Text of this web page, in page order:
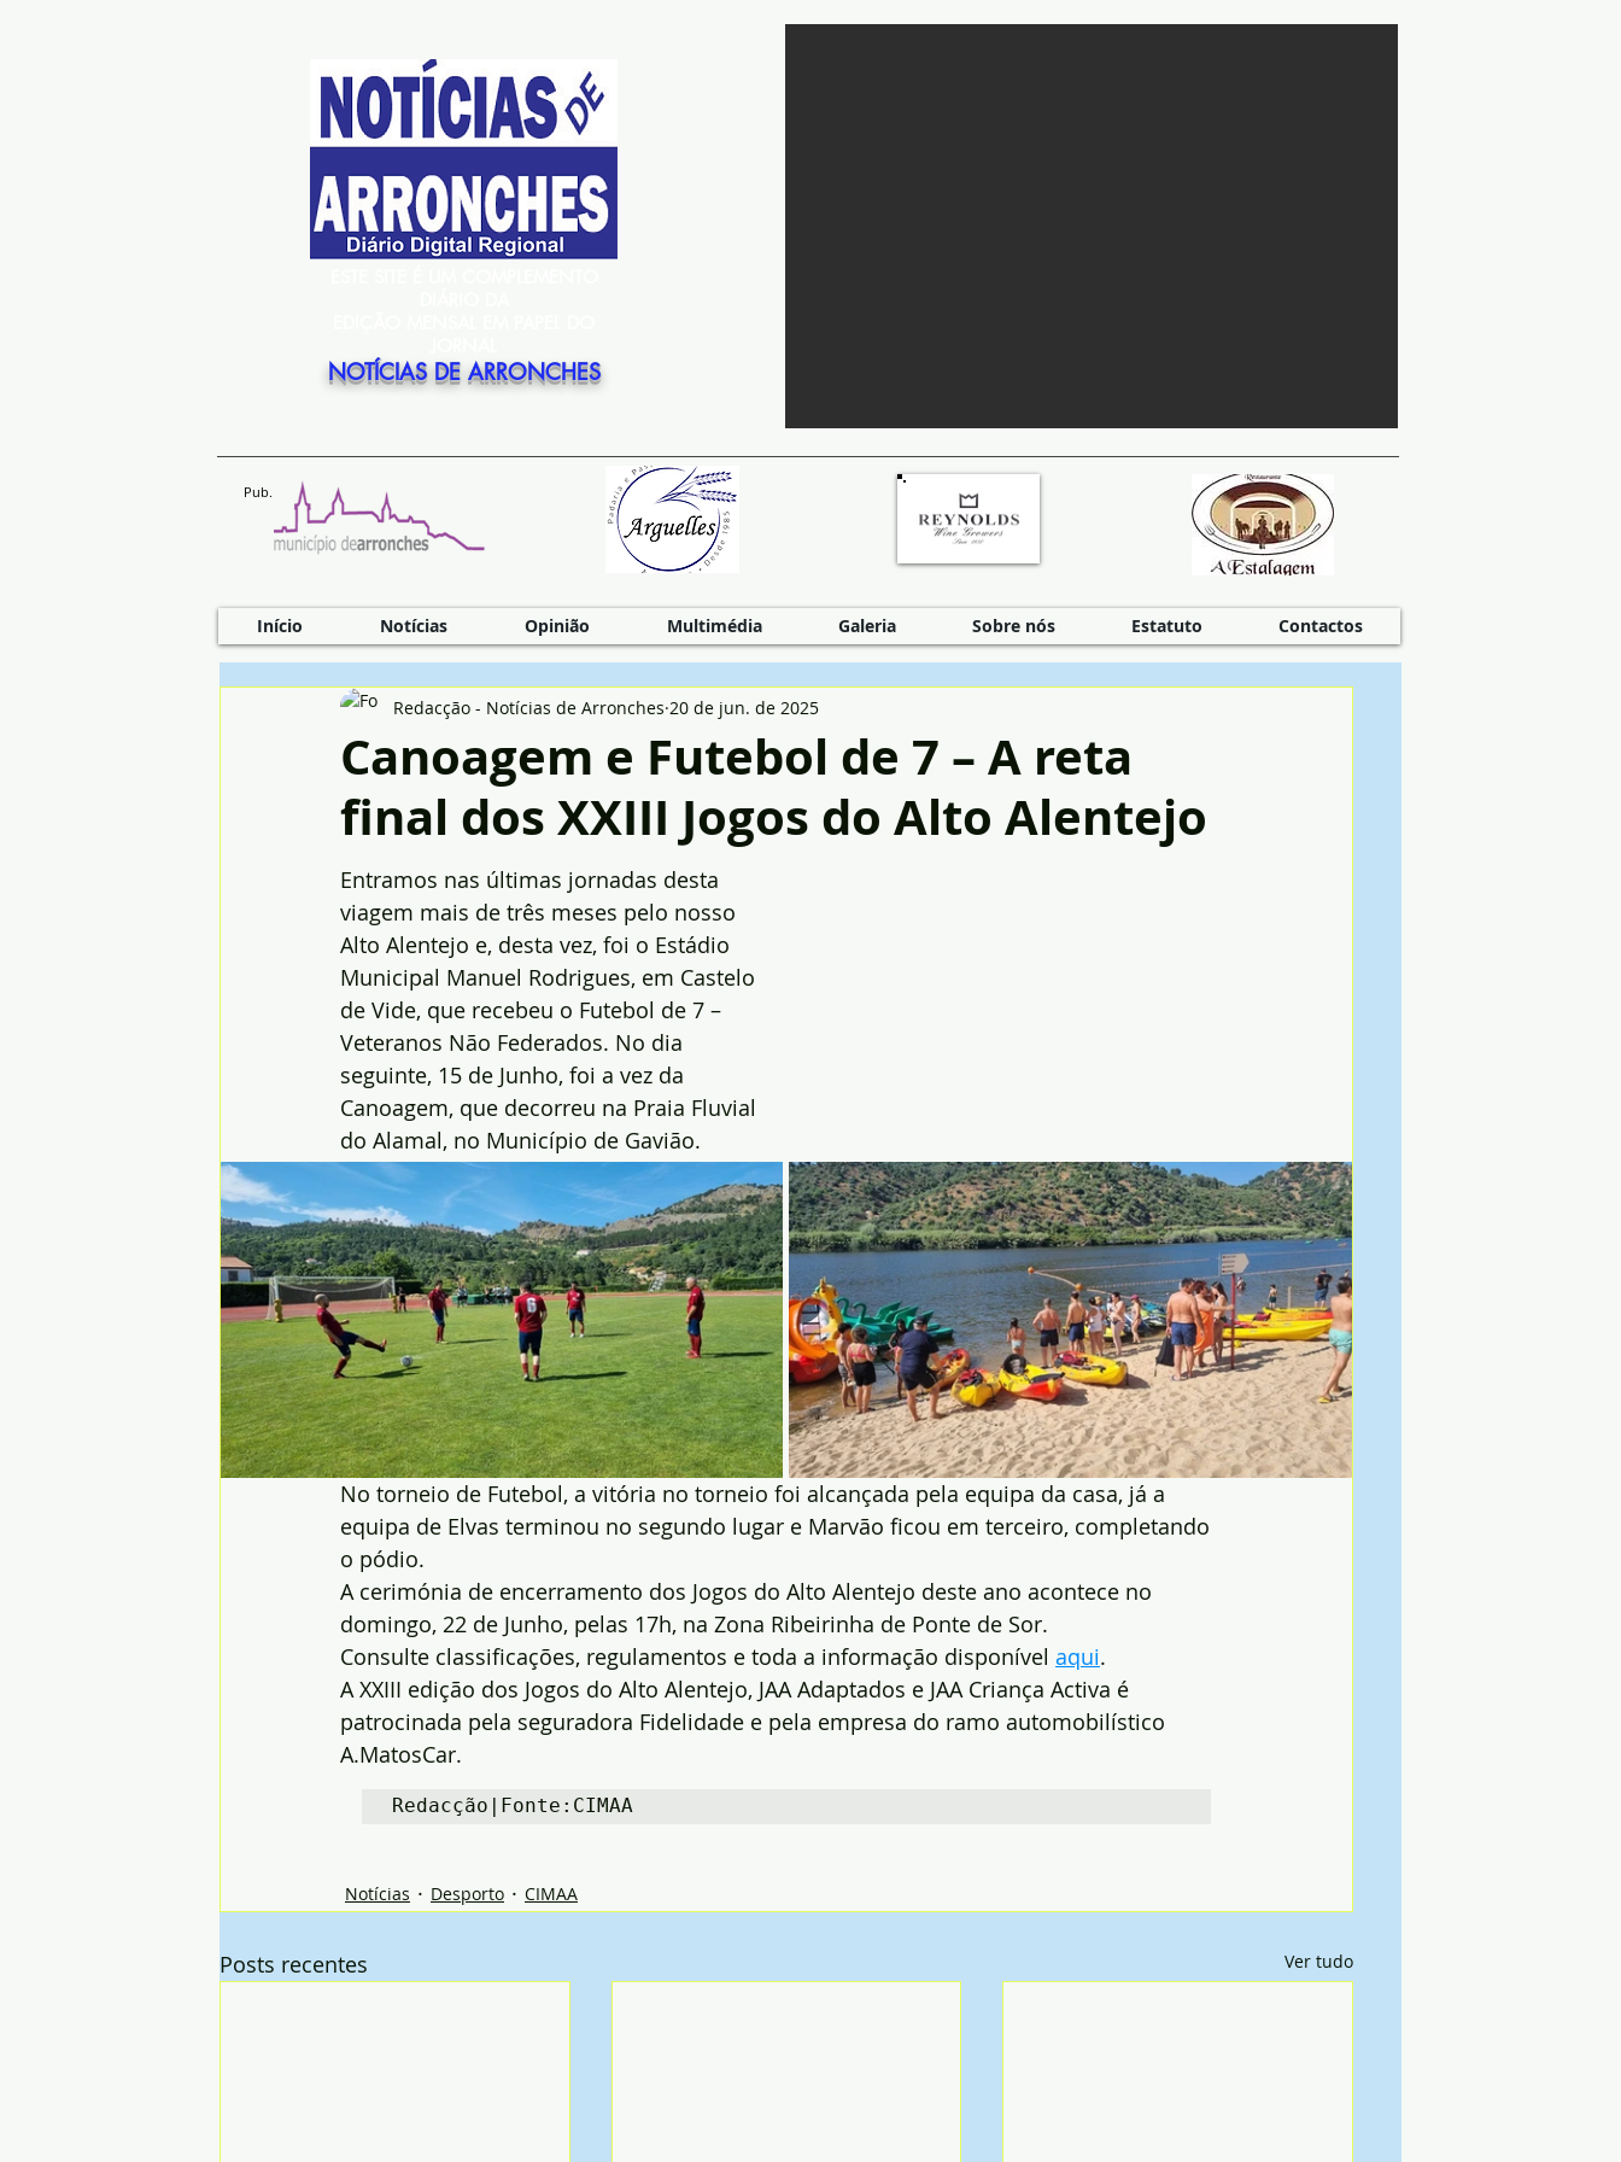
NOTÍCIAS DE ARRONCHES
Pub.
Início Notícias Opinião Multimédia Galeria Sobre nós Estatuto Contactos
Canoagem e Futebol de 7 – A reta
final dos XXIII Jogos do Alto Alentejo
Redacção - Notícias de Arronches 20 de jun. de 2025
Entramos nas últimas jornadas desta
viagem mais de três meses pelo nosso
Alto Alentejo e, desta vez, foi o Estádio
Municipal Manuel Rodrigues, em Castelo
de Vide, que recebeu o Futebol de 7 –
Veteranos Não Federados. No dia
seguinte, 15 de Junho, foi a vez da
Canoagem, que decorreu na Praia Fluvial
do Alamal, no Município de Gavião.
No torneio de Futebol, a vitória no torneio foi alcançada pela equipa da casa, já a
equipa de Elvas terminou no segundo lugar e Marvão ficou em terceiro, completando
o pódio.
A cerimónia de encerramento dos Jogos do Alto Alentejo deste ano acontece no
domingo, 22 de Junho, pelas 17h, na Zona Ribeirinha de Ponte de Sor.
Consulte classificações, regulamentos e toda a informação disponível aqui.
A XXIII edição dos Jogos do Alto Alentejo, JAA Adaptados e JAA Criança Activa é
patrocinada pela seguradora Fidelidade e pela empresa do ramo automobilístico
A.MatosCar.
Redacção|Fonte:CIMAA
Notícias Desporto CIMAA
Posts recentes Ver tudo